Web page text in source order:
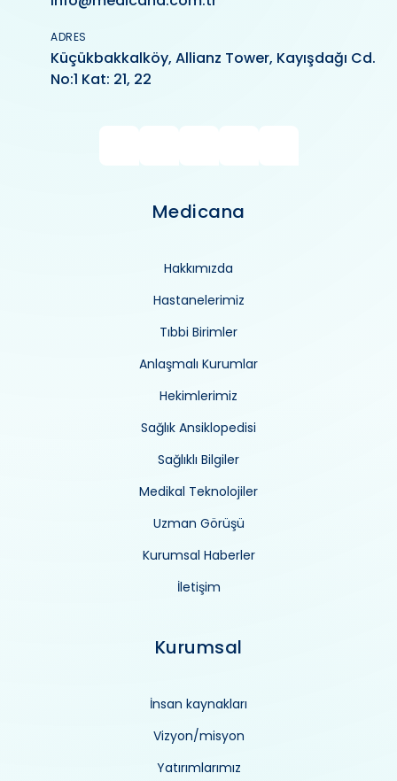
ADRES
Küçükbakkalköy, Allianz Tower, Kayışdağı Cd.
No:1 Kat: 21, 22
Medicana
Hakkımızda
Hastanelerimiz
Tıbbi Birimler
Anlaşmalı Kurumlar
Hekimlerimiz
Sağlık Ansiklopedisi
Sağlıklı Bilgiler
Medikal Teknolojiler
Uzman Görüşü
Kurumsal Haberler
İletişim
Kurumsal
İnsan kaynakları
Vizyon/misyon
Yatırımlarımız